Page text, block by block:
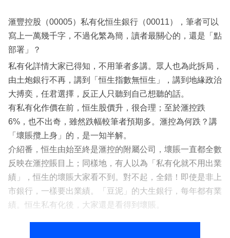
區
滙豐控股（00005）私有化恒生銀行（00011），筆者可以
寫上一萬幾千字，不過化繁為簡，讀者最關心的，還是「點
部署」？
私有化詳情大家已得知，不用筆者多講。眾人也為此拆局，
由土炮銀行不再，講到「恒生指數無恒生」，講到地緣政治
大搏奕，任君選擇，反正人只聽到自己想聽的話。
有私有化作價在前，恒生股價升，很合理；至於滙控跌
6%，也不出奇，雖然跌幅較筆者預期多。滙控為何跌？講
「壞賬攬上身」的，是一知半解。
介紹番，恒生由始至終是滙控的附屬公司，壞賬一直都全數
反映在滙控賬目上；同樣地，有人以為「私有化就不用出業
績」，恒生的壞賬大家看不到。對不起，全錯！即使是非上
市銀行，一樣要出業績。「豆泥」的大生銀行，每年都有業
績。恒生私有化後，大家還是看得到壞賬。